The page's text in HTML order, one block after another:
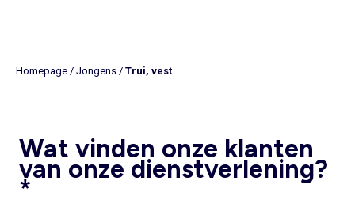
Homepage / Jongens / Trui, vest
Wat vinden onze klanten
van onze dienstverlening?
*